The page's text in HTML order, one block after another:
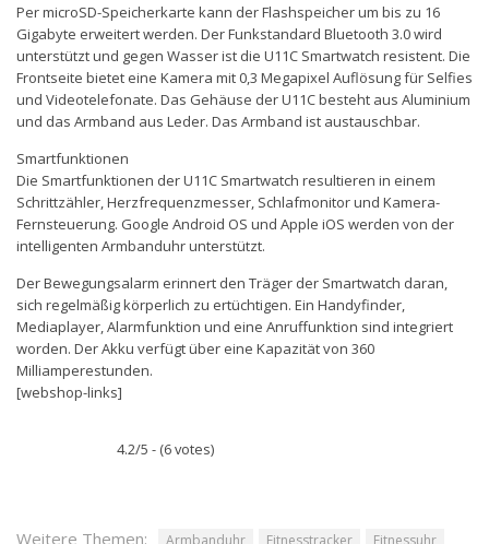
Per microSD-Speicherkarte kann der Flashspeicher um bis zu 16
Gigabyte erweitert werden. Der Funkstandard Bluetooth 3.0 wird
unterstützt und gegen Wasser ist die U11C Smartwatch resistent. Die
Frontseite bietet eine Kamera mit 0,3 Megapixel Auflösung für Selfies
und Videotelefonate. Das Gehäuse der U11C besteht aus Aluminium
und das Armband aus Leder. Das Armband ist austauschbar.
Smartfunktionen
Die Smartfunktionen der U11C Smartwatch resultieren in einem
Schrittzähler, Herzfrequenzmesser, Schlafmonitor und Kamera-
Fernsteuerung. Google Android OS und Apple iOS werden von der
intelligenten Armbanduhr unterstützt.
Der Bewegungsalarm erinnert den Träger der Smartwatch daran,
sich regelmäßig körperlich zu ertüchtigen. Ein Handyfinder,
Mediaplayer, Alarmfunktion und eine Anruffunktion sind integriert
worden. Der Akku verfügt über eine Kapazität von 360
Milliamperestunden.
[webshop-links]
4.2/5 - (6 votes)
Weitere Themen: Armbanduhr Fitnesstracker
Fitnessuhr